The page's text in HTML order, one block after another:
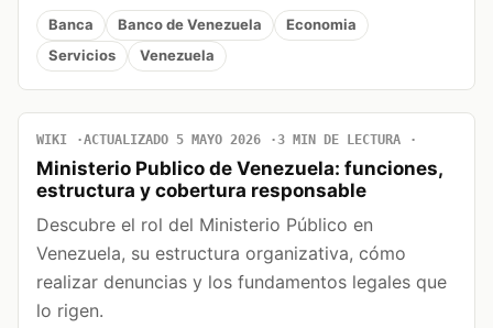
Banca Banco de Venezuela
Economia
Servicios
Venezuela
WIKI ACTUALIZADO 5 MAYO 2026 3 MIN DE LECTURA
Ministerio Publico de Venezuela: funciones,
estructura y cobertura responsable
Descubre el rol del Ministerio Público en
Venezuela, su estructura organizativa, cómo
realizar denuncias y los fundamentos legales que
lo rigen.